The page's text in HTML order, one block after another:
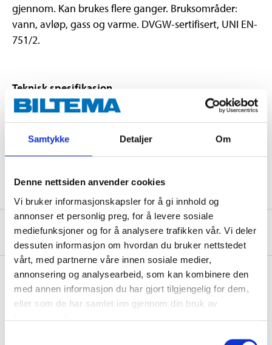
Samtykke Detaljer Om
Denne nettsiden anvender cookies
Vi bruker informasjonskapsler for å gi innhold og
annonser et personlig preg, for å levere sosiale
mediefunksjoner og for å analysere trafikken vår. Vi deler
dessuten informasjon om hvordan du bruker nettstedet
vårt, med partnerne våre innen sosiale medier,
annonsering og analysearbeid, som kan kombinere den
med annen informasjon du har gjort tilgjengelig for dem,
eller som de har samlet inn gjennom din bruk av
gjennom. Kan brukes flere ganger. Bruksområder:
vann, avløp, gass og varme. DVGW-sertifisert, UNI EN-
751/2.
Teknisk spesifikasjon
Bredde
14 mm
Lengde
5 m
Om produsenten
Kjøp & Hent